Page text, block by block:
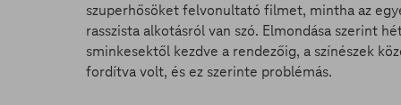
szuperhősöket felvonultató filmet, mintha az
rasszista alkotásról van szó. Elmondása szerint
sminkesektől kezdve a rendezőig, a színészek
fordítva volt, és ez szerinte problémás.